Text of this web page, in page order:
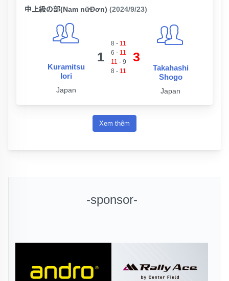
中上級の部(Nam nữĐơn) (2024/9/23)
Kuramitsu
Iori
Japan
1
8 - 11
6 - 11
11 - 9
8 - 11
3
Takahashi
Shogo
Japan
Xem thêm
-sponsor-